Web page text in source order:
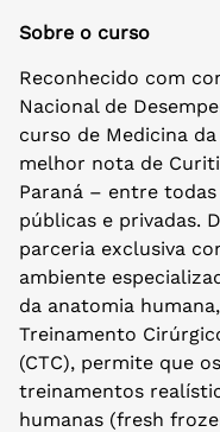
Sobre o curso
Reconhecido com
Nacional de
curso de Medicina
melhor nota de
Paraná – entre
públicas e privadas.
parceria exclusiva
ambiente
da anatomia
Treinamento
(CTC), permite que
treinamentos
humanas (fresh